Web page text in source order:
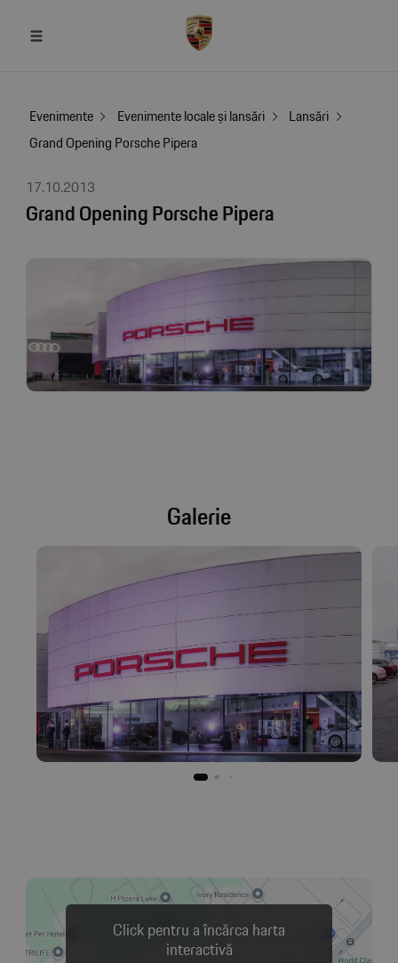
Evenimente Evenimente locale și lansări
Lansări
Grand Opening Porsche Pipera
17.10.2013
Grand Opening Porsche Pipera
Galerie
Click pentru a încărca harta
interactivă